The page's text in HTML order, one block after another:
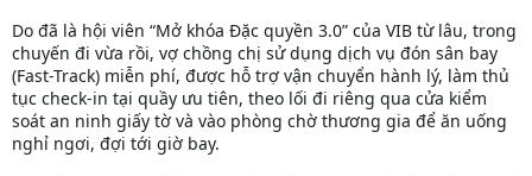
Do đã là hội viên “Mở khóa Đặc quyền 3.0” của VIB từ lâu, trong
chuyến đi vừa rồi, vợ chồng chị sử dụng dịch vụ đón sân bay
(Fast-Track) miễn phí, được hỗ trợ vận chuyển hành lý, làm thủ
tục check-in tại quầy ưu tiên, theo lối đi riêng qua cửa kiểm
soát an ninh giấy tờ và vào phòng chờ thương gia để ăn uống
nghỉ ngơi, đợi tới giờ bay.